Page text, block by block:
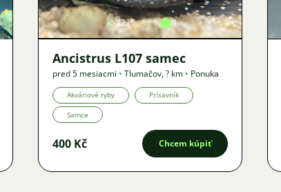
2226 1
Ancistrus L107 samec
pred 5 mesiacmi • Tlumačov,? km • Ponuka
Akváriové ryby Prísavník
Samce
400 Kč Chcem kúpiť